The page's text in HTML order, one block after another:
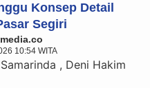
Konsep Detail
Segiri
10:54 WITA